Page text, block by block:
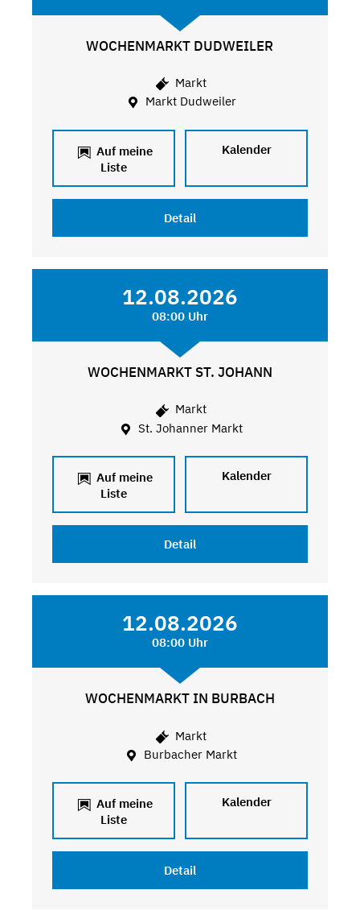
WOCHENMARKT DUDWEILER
Markt
Markt Dudweiler
Auf meine
Liste
Kalender
Detail
12.08.2026
08:00 Uhr
WOCHENMARKT ST. JOHANN
Markt
St. Johanner Markt
Auf meine
Liste
Kalender
Detail
12.08.2026
08:00 Uhr
WOCHENMARKT IN BURBACH
Markt
Burbacher Markt
Auf meine
Liste
Kalender
Detail